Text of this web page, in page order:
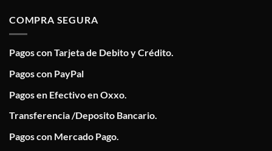
COMPRA SEGURA
Pagos con Tarjeta de Debito y Crédito.
Pagos con PayPal
Pagos en Efectivo en Oxxo.
Transferencia /Deposito Bancario.
Pagos con Mercado Pago.